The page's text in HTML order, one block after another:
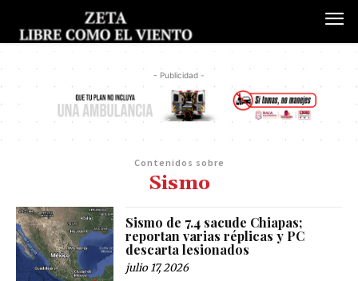
- Publicidad -
Contenidos sobre
Sismo
Sismo de 7.4 sacude Chiapas;
reportan varias réplicas y PC
descarta lesionados
julio 17, 2026